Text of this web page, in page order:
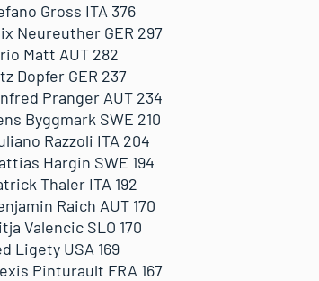
Gross ITA 376
Neureuther GER 297
Matt AUT 282
Dopfer GER 237
Pranger AUT 234
Byggmark SWE 210
Razzoli ITA 204
Hargin SWE 194
Thaler ITA 192
Raich AUT 170
Valencic SLO 170
Ligety USA 169
Pinturault FRA 167